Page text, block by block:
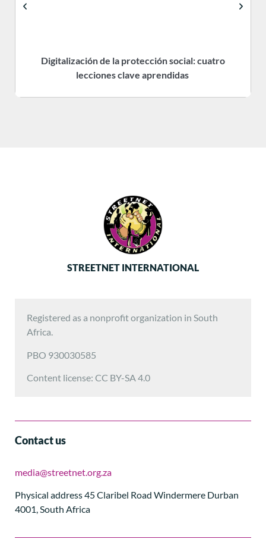
Digitalización de la protección social: cuatro
lecciones clave aprendidas
STREETNET INTERNATIONAL
Registered as a nonprofit organization in South
Africa.
PBO 930030585
Content license: CC BY-SA 4.0
Contact us
media@streetnet.org.za
Physical address 45 Claribel Road Windermere Durban
4001, South Africa